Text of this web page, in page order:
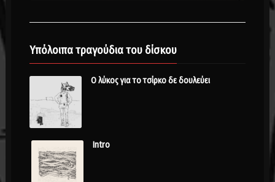
Υπόλοιπα τραγούδια του δίσκου
Ο λύκος για το τσίρκο δε δουλεύει
Intro